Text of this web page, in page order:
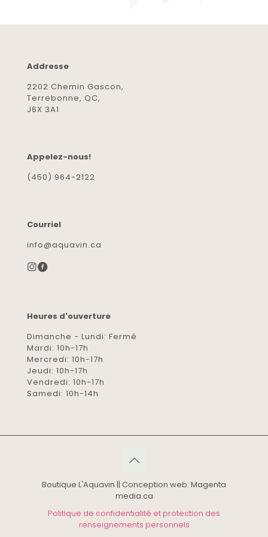
Addresse
2202 Chemin Gascon,
Terrebonne, QC,
J6X 3A1
Appelez-nous!
(450) 964-2122
Courriel
info@aquavin.ca
Heures d'ouverture
Dimanche - Lundi: Fermé
Mardi: 10h-17h
Mercredi: 10h-17h
Jeudi: 10h-17h
Vendredi: 10h-17h
Samedi: 10h-14h
Boutique L'Aquavin || Conception web: Magenta
media.ca
Politique de confidentialité et protection des
renseignements personnels